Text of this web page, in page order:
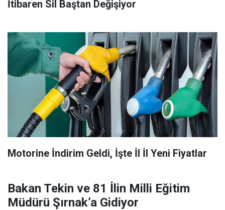
İtibaren Sil Baştan Değişiyor
Motorine İndirim Geldi, İşte İl İl Yeni Fiyatlar
Bakan Tekin ve 81 İlin Milli Eğitim
Müdürü Şırnak’a Gidiyor